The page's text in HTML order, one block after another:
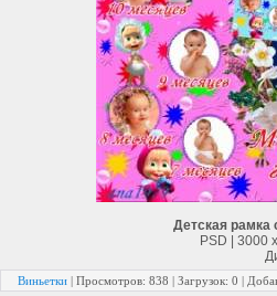
Детская
PSD | 3000
Виньетки | Просмотров: 838 | Загрузок: 0 |